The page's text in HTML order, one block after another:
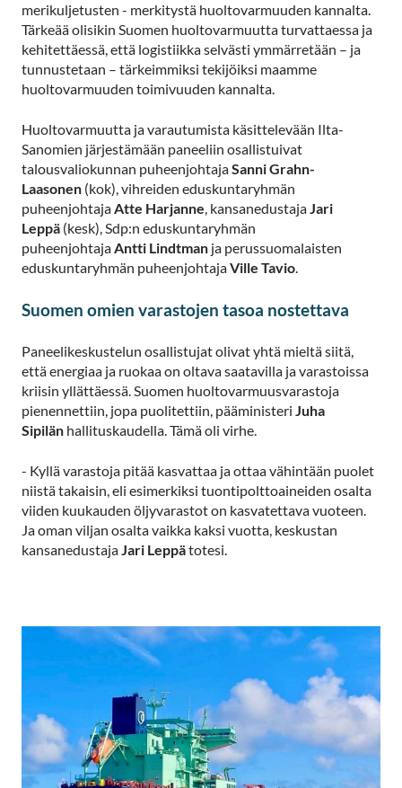
merikuljetusten - merkitystä huoltovarmuuden kannalta.
Tärkeää olisikin Suomen huoltovarmuutta turvattaessa ja
kehitettäessä, että logistiikka selvästi ymmärretään – ja
tunnustetaan – tärkeimmiksi tekijöiksi maamme
huoltovarmuuden toimivuuden kannalta.
Huoltovarmuutta ja varautumista käsittelevään Ilta-
Sanomien järjestämään paneeliin osallistuivat
talousvaliokunnan puheenjohtajaSanni Grahn-
Laasonen (kok), vihreiden eduskuntaryhmän
puheenjohtajaAtte Harjanne, kansanedustajaJari
Leppä (kesk), Sdp:n eduskuntaryhmän
puheenjohtajaAntti Lindtman ja perussuomalaisten
eduskuntaryhmän puheenjohtajaVille Tavio.
Suomen omien varastojen tasoa nostettava
Paneelikeskustelun osallistujat olivat yhtä mieltä siitä,
että energiaa ja ruokaa on oltava saatavilla ja varastoissa
kriisin yllättäessä. Suomen huoltovarmuusvarastoja
pienennettiin, jopa puolitettiin, pääministeri Juha
Sipilän hallituskaudella. Tämä oli virhe.
- Kyllä varastoja pitää kasvattaa ja ottaa vähintään puolet
niistä takaisin, eli esimerkiksi tuontipolttoaineiden osalta
viiden kuukauden öljyvarastot on kasvatettava vuoteen.
Ja oman viljan osalta vaikka kaksi vuotta, keskustan
kansanedustaja Jari Leppätotesi.